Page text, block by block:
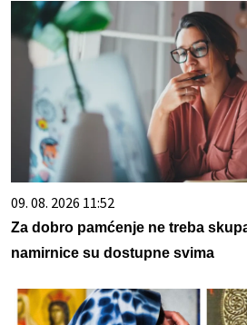
09. 08. 2026 11:52
Za dobro pamćenje ne treba
namirnice su dostupne svima